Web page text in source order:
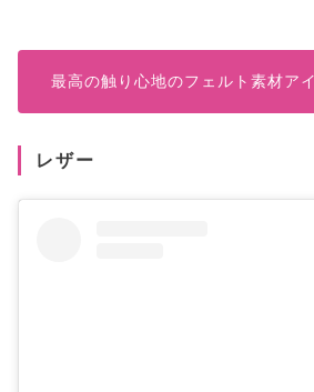
最高の触り心地のフェルト素材ア
レザー